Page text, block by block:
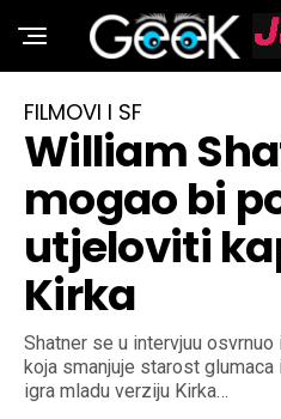
FILMOVI I SF
William
mogao bi
utjeloviti
Kirka
Shatner se u intervjuu
koja smanjuje starost
igra mladu verziju Kirka…